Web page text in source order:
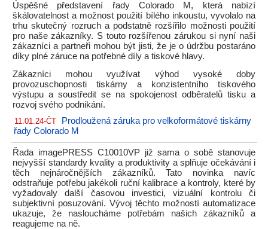
Úspěšné představení řady Colorado M, která nabízí
škálovatelnost a možnost použití bílého inkoustu, vyvolalo na
trhu skutečný rozruch a podstatně rozšířilo možnosti použití
pro naše zákazníky. S touto rozšířenou zárukou si nyní naši
zákazníci a partneři mohou být jisti, že je o údržbu postaráno
díky plné záruce na potřebné díly a tiskové hlavy.
Zákazníci mohou využívat výhod vysoké doby
provozuschopnosti tiskárny a konzistentního tiskového
výstupu a soustředit se na spokojenost odběratelů tisku a
rozvoj svého podnikání.
11.01.24-ČT
Prodloužená záruka pro velkoformátové tiskárny
řady Colorado M
Řada imagePRESS C10010VP již sama o sobě stanovuje
nejvyšší standardy kvality a produktivity a splňuje očekávání i
těch nejnáročnějších zákazníků. Tato novinka navíc
odstraňuje potřebu jakékoli ruční kalibrace a kontroly, které by
vyžadovaly další časovou investici, vizuální kontrolu či
subjektivní posuzování. Vývoj těchto možností automatizace
ukazuje, že nasloucháme potřebám našich zákazníků a
reagujeme na ně.